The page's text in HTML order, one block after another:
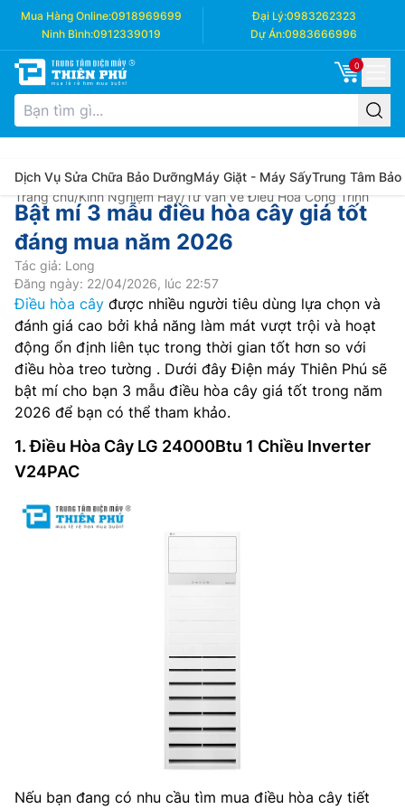
Mua Hàng Online:0918969699 Đại Lý:0983262323
Ninh Bình:0912339019 Dự Án:0983666996
0
Dịch Vụ Sửa Chữa Bảo DưỡngMáy Giặt - Máy SấyTrung Tâm Bảo
Trang chủ/Kinh Nghiệm Hay/Tư vấn về Điều Hòa Công Trình
Bật mí 3 mẫu điều hòa cây giá tốt
đáng mua năm 2026
Tác giả: Long
Đăng ngày: 22/04/2026, lúc 22:57
Điều hòa cây được nhiều người tiêu dùng lựa chọn và
đánh giá cao bởi khả năng làm mát vượt trội và hoạt
động ổn định liên tục trong thời gian tốt hơn so với
điều hòa treo tường . Dưới đây Điện máy Thiên Phú sẽ
bật mí cho bạn 3 mẫu điều hòa cây giá tốt trong năm
2026 để bạn có thể tham khảo.
1. Điều Hòa Cây LG 24000Btu 1 Chiều Inverter
V24PAC
Nếu bạn đang có nhu cầu tìm mua điều hòa cây tiết